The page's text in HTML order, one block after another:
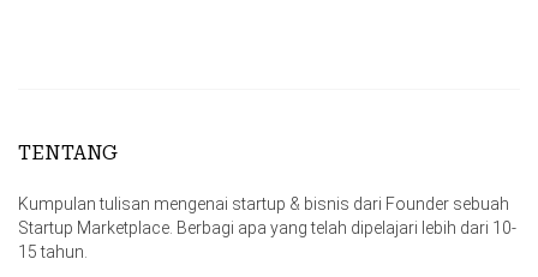
TENTANG
Kumpulan tulisan mengenai startup & bisnis dari Founder sebuah
Startup Marketplace. Berbagi apa yang telah dipelajari lebih dari 10-
15 tahun.